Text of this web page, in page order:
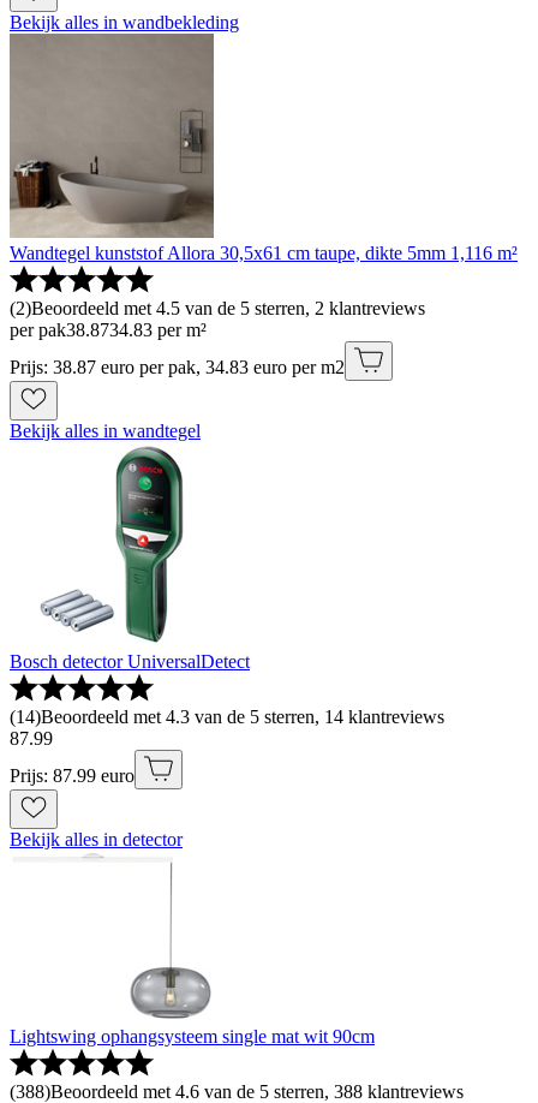
Bekijk alles in wandbekleding
Wandtegel kunststof Allora 30,5x61 cm taupe, dikte 5mm 1,116 m²
(2)Beoordeeld met 4.5 van de 5 sterren, 2 klantreviews
per pak38.8734.83 per m²
Prijs: 38.87 euro per pak, 34.83 euro per m2
Bekijk alles in wandtegel
Bosch detector UniversalDetect
(14)Beoordeeld met 4.3 van de 5 sterren, 14 klantreviews
87.99
Prijs: 87.99 euro
Bekijk alles in detector
Lightswing ophangsysteem single mat wit 90cm
(388)Beoordeeld met 4.6 van de 5 sterren, 388 klantreviews